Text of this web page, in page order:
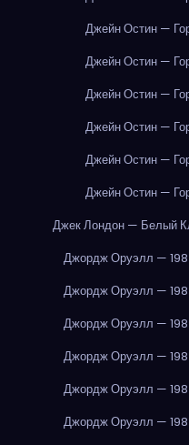
Джейн Остин —
Джейн Остин —
Джейн Остин —
Джейн Остин —
Джейн Остин —
Джейн Остин —
Джек Лондон — Белый
Джордж Оруэлл —
Джордж Оруэлл —
Джордж Оруэлл —
Джордж Оруэлл —
Джордж Оруэлл —
Джордж Оруэлл —